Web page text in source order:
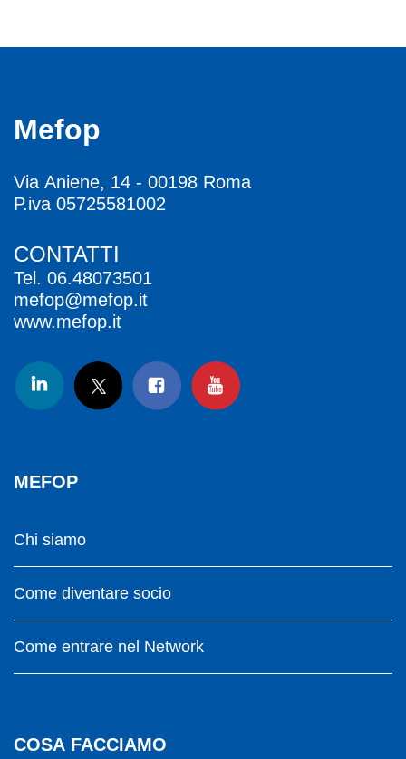
Mefop
Via Aniene, 14 - 00198 Roma
P.iva 05725581002
CONTATTI
Tel. 06.48073501
mefop@mefop.it
www.mefop.it
MEFOP
Chi siamo
Come diventare socio
Come entrare nel Network
COSA FACCIAMO